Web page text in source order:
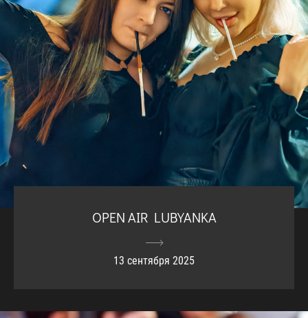
OPEN AIR LUBYANKA
13 сентября 2025